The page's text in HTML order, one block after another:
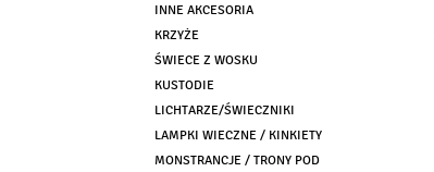
INNE AKCESORIA
KRZYŻE
ŚWIECE Z WOSKU
KUSTODIE
LICHTARZE/ŚWIECZNIKI
LAMPKI WIECZNE / KINKIETY
MONSTRANCJE / TRONY POD